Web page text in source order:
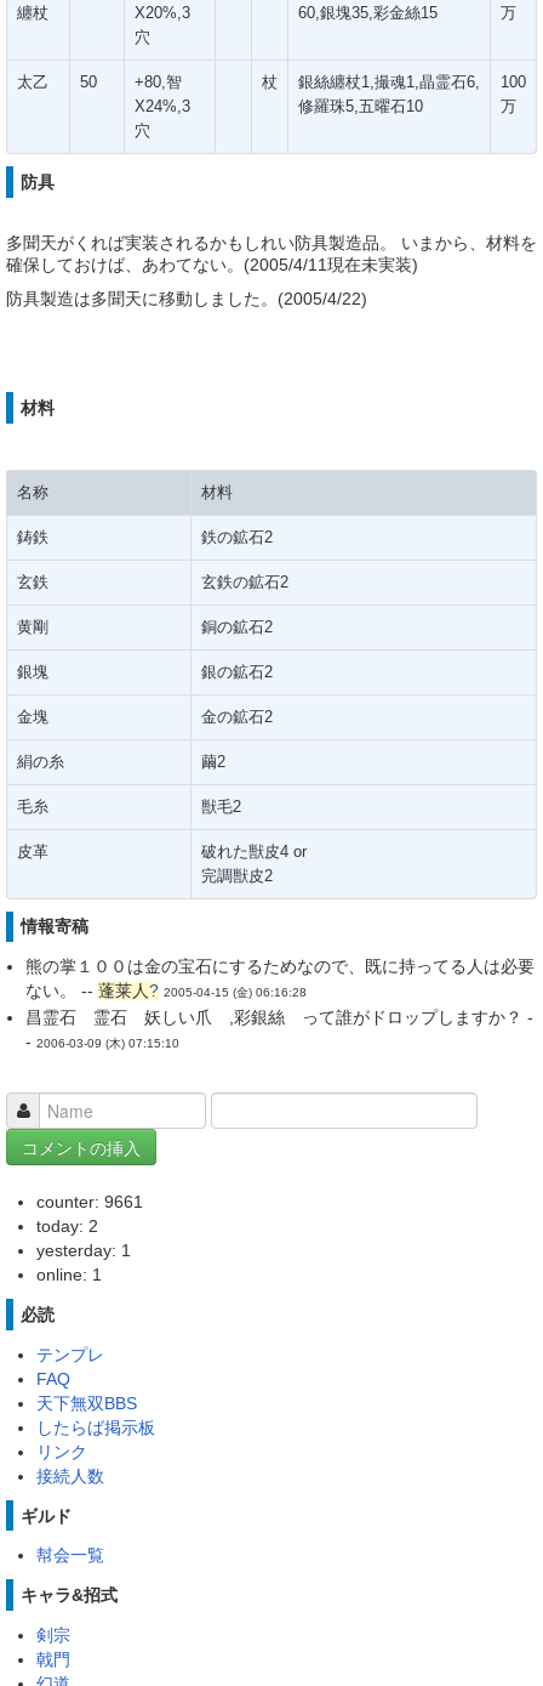
纏杖
X20%,3
穴
60,銀塊35,彩金絲15
万
太乙 50
+80,智
X24%,3
穴
杖
銀絲纏杖1,撮魂1,晶霊石6,
修羅珠5,五曜石10
100
万
防具
多聞天がくれば実装されるかもしれい防具製造品。 いまから、材料を
確保しておけば、あわてない。(2005/4/11現在未実装)
防具製造は多聞天に移動しました。(2005/4/22)
材料
名称 材料
鋳鉄 鉄の鉱石2
玄鉄 玄鉄の鉱石2
黄剛 銅の鉱石2
銀塊 銀の鉱石2
金塊 金の鉱石2
絹の糸 繭2
毛糸 獣毛2
皮革
破れた獣皮4 or
完調獣皮2
情報寄稿
熊の掌１００は金の宝石にするためなので、既に持ってる人は必要
ない。 -- 蓬莱人? 2005-04-15 (金) 06:16:28
昌霊石 霊石 妖しい爪 ,彩銀絲 って誰がドロップしますか？ -
- 2006-03-09 (木) 07:15:10
counter: 9661
today: 2
yesterday: 1
online: 1
必読
テンプレ
FAQ
天下無双BBS
したらば掲示板
リンク
接続人数
ギルド
幇会一覧
キャラ&招式
剣宗
戟門